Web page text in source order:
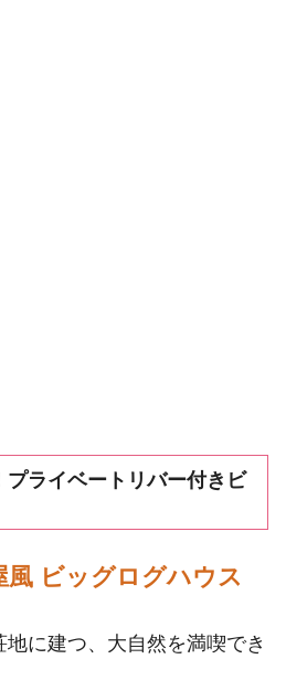
ライベートリバー付きビ
風 ビッグログハウス
に建つ、大自然を満喫でき